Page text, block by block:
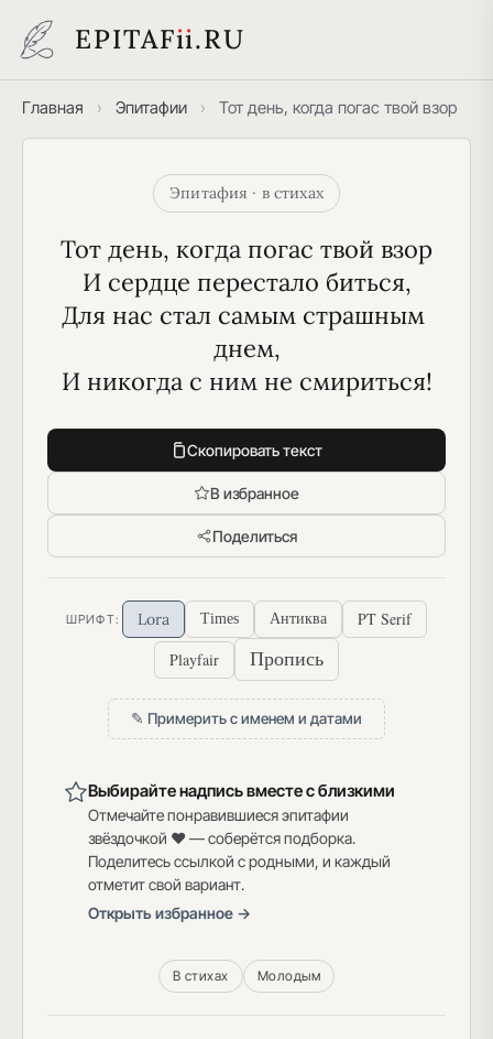
EPITAFii.RU
Главная › Эпитафии › Тот день, когда погас твой взор
Эпитафия · в стихах
Тот день, когда погас твой взор
И сердце перестало биться,
Для нас стал самым страшным
днем,
И никогда с ним не смириться!
Скопировать текст
В избранное
Поделиться
ШРИФТ: Lora Times Антиква
PT Serif
Playfair
Пропись
✎ Примерить с именем и датами
Выбирайте надпись вместе с близкими
Отмечайте понравившиеся эпитафии
звёздочкой ♥ — соберётся подборка.
Поделитесь ссылкой с родными, и каждый
отметит свой вариант.
Открыть избранное →
В стихах Молодым